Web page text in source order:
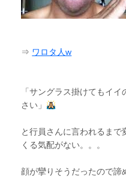
⇒ ワロタ人w
「サングラス掛けてもイ
さい」
と行員さんに言われるまで
くる気配がない。。。
顔が攣りそうだったので諦